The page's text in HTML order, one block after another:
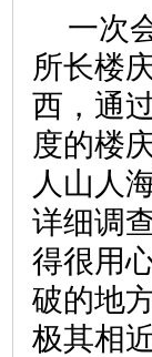
一次
所长楼
西，通
度的楼
人山人
详细调
得很用
破的地
极其相